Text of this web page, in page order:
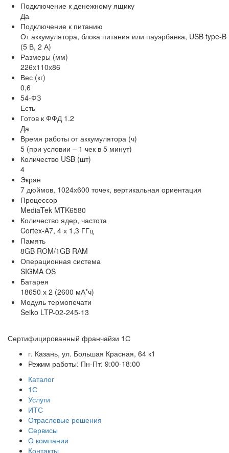
Подключение к денежному ящику
Да
Подключение к питанию
От аккумулятора, блока питания или пауэрбанка, USB type-B
(5 В, 2 А)
Размеры (мм)
226х110х86
Вес (кг)
0,6
54-ФЗ
Есть
Готов к ФФД 1.2
Да
Время работы от аккумулятора (ч)
5 (при условии – 1 чек в 5 минут)
Количество USB (шт)
4
Экран
7 дюймов, 1024х600 точек, вертикальная ориентация
Процессор
MediaTek MTK6580
Количество ядер, частота
Cortex-A7, 4 х 1,3 ГГц
Память
8GB ROM/1GB RAM
Операционная система
SIGMA OS
Батарея
18650 х 2 (2600 мА*ч)
Модуль термопечати
Seiko LTP-02-245-13
Сертифицированный франчайзи 1С
г. Казань, ул. Большая Красная, 64 к1
Режим работы: Пн-Пт: 9:00-18:00
Каталог
1С
Услуги
ИТС
Отраслевые решения
Сервисы
О компании
Контакты